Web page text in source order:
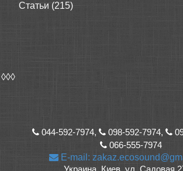
Статьи (215)
◊◊◊
044-592-7974, 098-592-7974,
066-555-7974
E-mail:
Украина, Киев, ул. Садовая